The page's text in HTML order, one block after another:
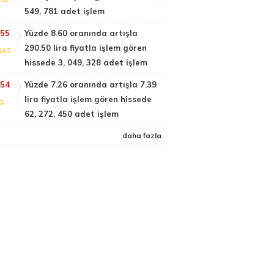
549, 781 adet işlem
Yüzde 8.60 oranında artışla
290.50 lira fiyatla işlem gören
hissede 3, 049, 328 adet işlem
Yüzde 7.26 oranında artışla 7.39
lira fiyatla işlem gören hissede
62, 272, 450 adet işlem
daha fazla